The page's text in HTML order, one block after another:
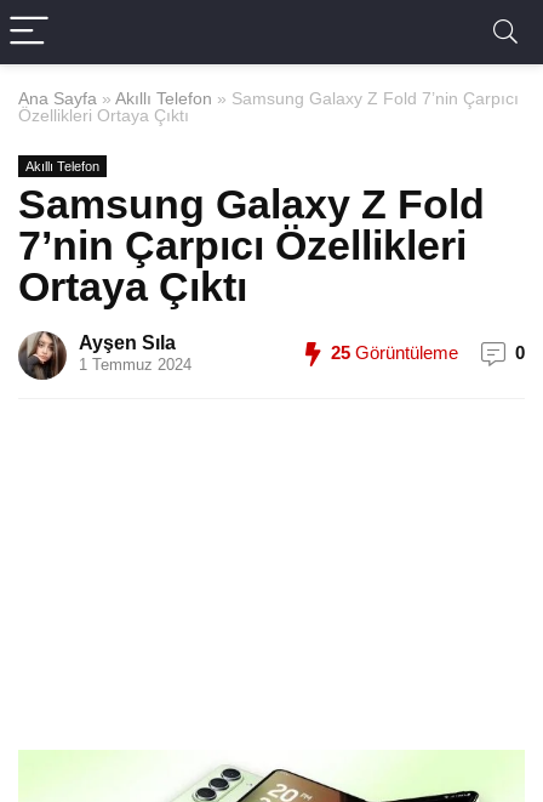
Ana Sayfa » Akıllı Telefon » Samsung Galaxy Z Fold 7’nin Çarpıcı
Özellikleri Ortaya Çıktı
Akıllı Telefon
Samsung Galaxy Z Fold
7’nin Çarpıcı Özellikleri
Ortaya Çıktı
Ayşen Sıla
1 Temmuz 2024
25 Görüntüleme 0